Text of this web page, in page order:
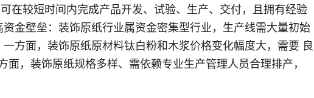
在较短时间内完成产品开发、试验、生产、交付，且拥有经验
金壁垒：装饰原纸行业属资金密集型行业，生产线需大量初始
方面，装饰原纸原材料钛白粉和木浆价格变化幅度大，需要 良
面，装饰原纸规格多样、需依赖专业生产管理人员合理排产，